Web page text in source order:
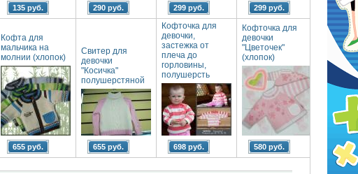
135 руб. 290 руб. 299 руб. 299 руб.
Кофта для
мальчика на
молнии (хлопок)
655 руб.
Свитер для
девочки
"Косичка"
полушерстяной
655 руб.
Кофточка для
девочки,
застежка от
плеча до
горловины,
полушерсть
698 руб.
Кофточка для
девочки
"Цветочек"
(хлопок)
580 руб.